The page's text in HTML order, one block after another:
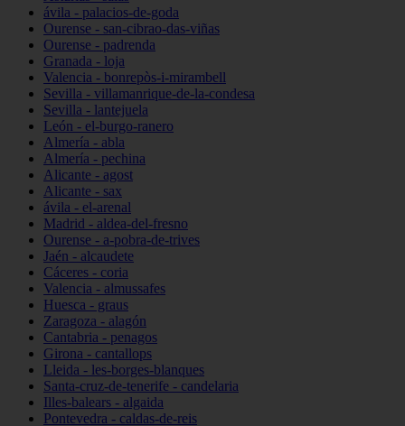
ávila - palacios-de-goda
Ourense - san-cibrao-das-viñas
Ourense - padrenda
Granada - loja
Valencia - bonrepòs-i-mirambell
Sevilla - villamanrique-de-la-condesa
Sevilla - lantejuela
León - el-burgo-ranero
Almería - abla
Almería - pechina
Alicante - agost
Alicante - sax
ávila - el-arenal
Madrid - aldea-del-fresno
Ourense - a-pobra-de-trives
Jaén - alcaudete
Cáceres - coria
Valencia - almussafes
Huesca - graus
Zaragoza - alagón
Cantabria - penagos
Girona - cantallops
Lleida - les-borges-blanques
Santa-cruz-de-tenerife - candelaria
Illes-balears - algaida
Pontevedra - caldas-de-reis